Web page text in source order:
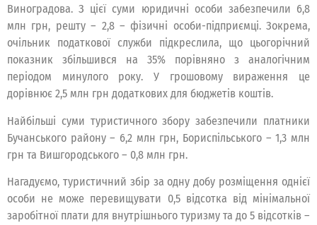
Виноградова. З цієї суми юридичні особи забезпечили 6,8
млн грн, решту – 2,8 – фізичні особи-підприємці. Зокрема,
очільник податкової служби підкреслила, що цьогорічний
показник збільшився на 35% порівняно з аналогічним
періодом минулого року. У грошовому вираження це
дорівнює 2,5 млн грн додаткових для бюджетів коштів.
Найбільші суми туристичного збору забезпечили платники
Бучанського району – 6,2 млн грн, Бориспільського – 1,3 млн
грн та Вишгородського – 0,8 млн грн.
Нагадуємо, туристичний збір за одну добу розміщення однієї
особи не може перевищувати 0,5 відсотка від мінімальної
заробітної плати для внутрішнього туризму та до 5 відсотків –